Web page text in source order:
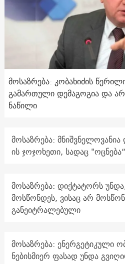
მოსაზრება: კობახიძის
გამართული დემაგოგია და
ნაწილი
მოსაზრება:
ის ჯოჯოხეთი, სადაც "ოცნება“
მოსაზრება: დიქტატორს
მოსწონდეს, ვისაც არ
განეიტრალებული
მოსაზრება: ენერგეტიკული
ნებისმიერ ფასად უნდა